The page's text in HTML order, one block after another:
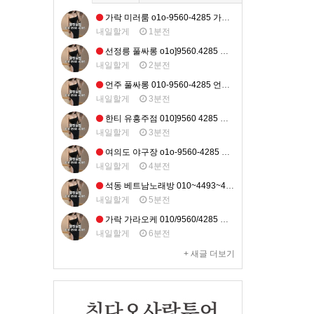
가락 미러룸 o1o-9560-4285 가락역미러룸 송파구미러룸 방이동미러룸 오금동미러룸 초이스정보
내일할게
1분전
선정릉 풀싸롱 o1o]9560.4285 선정릉역풀싸롱 삼성동풀싸롱 역삼동풀싸롱 대치동풀싸롱 실시간문의
내일할게
2분전
언주 풀싸롱 010-9560-4285 언주역풀싸롱 역삼풀싸롱 논현풀싸롱 언주쓰리노 실시간문의
내일할게
3분전
한티 유흥주점 010]9560 4285 한티역유흥주점 선릉동유흥주점 대치동유흥주점 도곡동유흥주점 예약문의
내일할게
3분전
여의도 야구장 o1o-9560-4285 여의도역유흥주점 여의도한강유흥주점 여의도풀사롱 여의도야구장 초이스정보
내일할게
4분전
석동 베트남노래방 010~4493~4285 중앙동베트남노래방 용원동베트남노래방 합성동베트남노래방 상남동베트남노래방 초이스정보
내일할게
5분전
가락 가라오케 010/9560/4285 가락역가라오케 석촌동가라오케 송파구가라오케 방이동가라오케 할인문의
내일할게
6분전
+ 새글 더보기